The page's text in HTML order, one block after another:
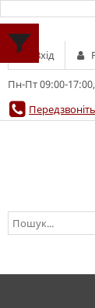
Пн-Пт 09:00-
Вхід